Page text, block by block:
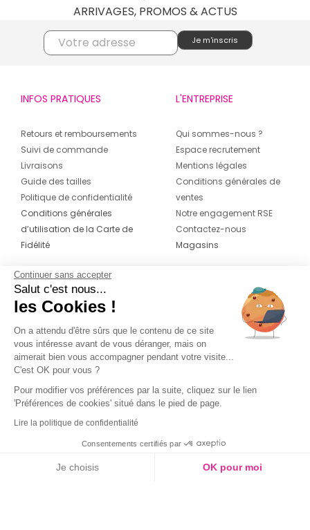
ARRIVAGES, PROMOS & ACTUS
INFOS PRATIQUES
Retours et remboursements
Suivi de commande
Livraisons
Guide des tailles
Politique de confidentialité
Conditions générales
d’utilisation de la Carte de
Fidélité
L'ENTREPRISE
Qui sommes-nous ?
Espace recrutement
Mentions légales
Conditions générales de
ventes
Notre engagement RSE
Contactez-nous
Magasins
CONTACT
04 42 20 78 42
Du lundi au jeudi de 8h30 à 16h30 & le
vendredi de 8h30 à 15h30
Continuer sans accepter
Salut c'est nous...
les Cookies !
On a attendu d'être sûrs que le contenu de ce site
vous intéresse avant de vous déranger, mais on
aimerait bien vous accompagner pendant votre visite...
C'est OK pour vous ?
Pour modifier vos préférences par la suite, cliquez sur le lien
'Préférences de cookies' situé dans le pied de page.
Lire la politique de confidentialité
Consentements certifiés par
Je choisis OK pour moi